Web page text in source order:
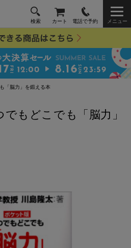
検索 カート 電話で予約 メニュー
「脳力」を鍛える本
もどこでも「脳力」